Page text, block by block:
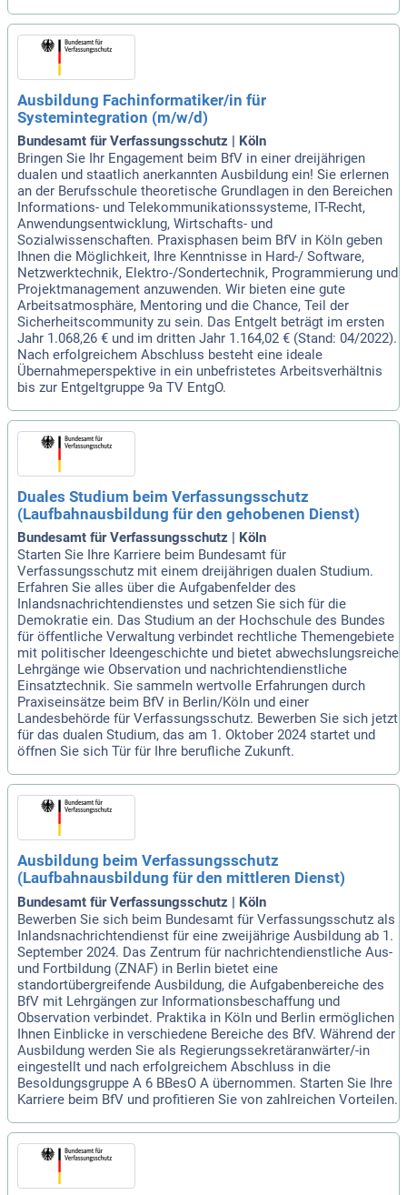
Ausbildung Fachinformatiker/in für
Systemintegration (m/w/d)
Bundesamt für Verfassungsschutz | Köln
Bringen Sie Ihr Engagement beim BfV in einer dreijährigen
dualen und staatlich anerkannten Ausbildung ein! Sie erlernen
an der Berufsschule theoretische Grundlagen in den Bereichen
Informations- und Telekommunikationssysteme, IT-Recht,
Anwendungsentwicklung, Wirtschafts- und
Sozialwissenschaften. Praxisphasen beim BfV in Köln geben
Ihnen die Möglichkeit, Ihre Kenntnisse in Hard-/ Software,
Netzwerktechnik, Elektro-/Sondertechnik, Programmierung und
Projektmanagement anzuwenden. Wir bieten eine gute
Arbeitsatmosphäre, Mentoring und die Chance, Teil der
Sicherheitscommunity zu sein. Das Entgelt beträgt im ersten
Jahr 1.068,26 € und im dritten Jahr 1.164,02 € (Stand: 04/2022).
Nach erfolgreichem Abschluss besteht eine ideale
Übernahmeperspektive in ein unbefristetes Arbeitsverhältnis
bis zur Entgeltgruppe 9a TV EntgO.
Duales Studium beim Verfassungsschutz
(Laufbahnausbildung für den gehobenen Dienst)
Bundesamt für Verfassungsschutz | Köln
Starten Sie Ihre Karriere beim Bundesamt für
Verfassungsschutz mit einem dreijährigen dualen Studium.
Erfahren Sie alles über die Aufgabenfelder des
Inlandsnachrichtendienstes und setzen Sie sich für die
Demokratie ein. Das Studium an der Hochschule des Bundes
für öffentliche Verwaltung verbindet rechtliche Themengebiete
mit politischer Ideengeschichte und bietet abwechslungsreiche
Lehrgänge wie Observation und nachrichtendienstliche
Einsatztechnik. Sie sammeln wertvolle Erfahrungen durch
Praxiseinsätze beim BfV in Berlin/Köln und einer
Landesbehörde für Verfassungsschutz. Bewerben Sie sich jetzt
für das dualen Studium, das am 1. Oktober 2024 startet und
öffnen Sie sich Tür für Ihre berufliche Zukunft.
Ausbildung beim Verfassungsschutz
(Laufbahnausbildung für den mittleren Dienst)
Bundesamt für Verfassungsschutz | Köln
Bewerben Sie sich beim Bundesamt für Verfassungsschutz als
Inlandsnachrichtendienst für eine zweijährige Ausbildung ab 1.
September 2024. Das Zentrum für nachrichtendienstliche Aus-
und Fortbildung (ZNAF) in Berlin bietet eine
standortübergreifende Ausbildung, die Aufgabenbereiche des
BfV mit Lehrgängen zur Informationsbeschaffung und
Observation verbindet. Praktika in Köln und Berlin ermöglichen
Ihnen Einblicke in verschiedene Bereiche des BfV. Während der
Ausbildung werden Sie als Regierungssekretäranwärter/-in
eingestellt und nach erfolgreichem Abschluss in die
Besoldungsgruppe A 6 BBesO A übernommen. Starten Sie Ihre
Karriere beim BfV und profitieren Sie von zahlreichen Vorteilen.